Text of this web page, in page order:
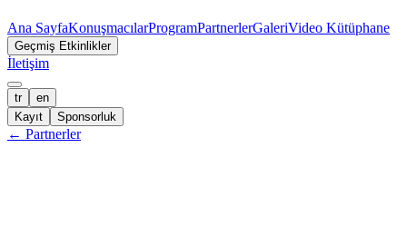
Ana SayfaKonuşmacılarProgramPartnerlerGaleriVideo Kütüphane
Geçmiş Etkinlikler
İletişim
tr
en
Kayıt
Sponsorluk
← Partnerler